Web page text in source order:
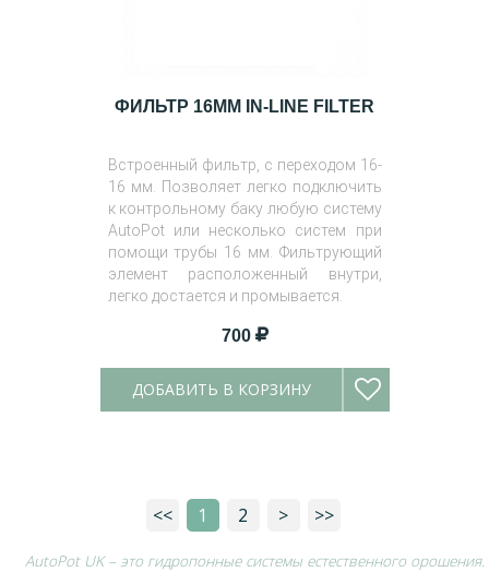
ФИЛЬТР 16MM IN-LINE FILTER
Встроенный фильтр, с переходом 16-
16 мм. Позволяет легко подключить
к контрольному баку любую систему
AutoPot или несколько систем при
помощи трубы 16 мм. Фильтрующий
элемент расположенный внутри,
легко достается и промывается.
700
ДОБАВИТЬ В КОРЗИНУ
<< 1 2 > >>
AutoPot UK – это гидропонные системы естественного орошения.